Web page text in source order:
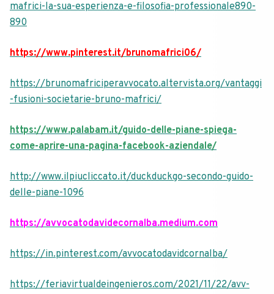
mafrici-la-sua-esperienza-e-filosofia-professionale890-
890
https://www.pinterest.it/brunomafrici06/
https://brunomafriciperavvocato.altervista.org/vantaggi
-fusioni-societarie-bruno-mafrici/
https://www.palabam.it/guido-delle-piane-spiega-
come-aprire-una-pagina-facebook-aziendale/
http://www.ilpiucliccato.it/duckduckgo-secondo-guido-
delle-piane-1096
https://avvocatodavidecornalba.medium.com
https://in.pinterest.com/avvocatodavidcornalba/
https://feriavirtualdeingenieros.com/2021/11/22/avv-